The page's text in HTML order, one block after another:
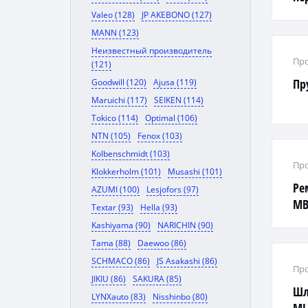
Valeo (128)
JP AKEBONO (127)
MANN (123)
Неизвестный производитель
(121)
Goodwill (120)
Ajusa (119)
Maruichi (117)
SEIKEN (114)
Tokico (114)
Optimal (106)
NTN (105)
Fenox (103)
Kolbenschmidt (103)
Klokkerholm (101)
Musashi (101)
AZUMI (100)
Lesjofors (97)
Textar (93)
Hella (93)
Kashiyama (90)
NARICHIN (90)
Tama (88)
Daewoo (86)
SCHMACO (86)
JS Asakashi (86)
JIKIU (86)
SAKURA (85)
LYNXauto (83)
Nisshinbo (80)